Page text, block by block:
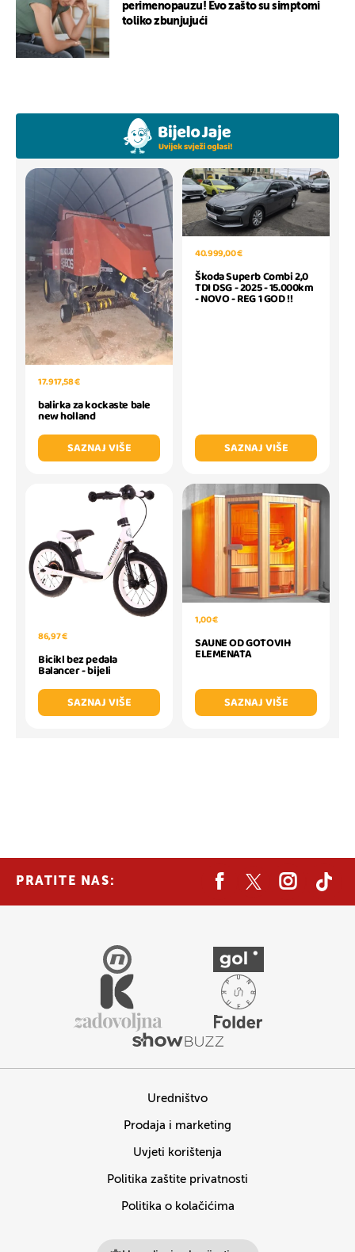
perimenopauzu! Evo zašto su simptomi
toliko zbunjujući
17.917,58 €
balirka za kockaste bale
new holland
SAZNAJ VIŠE
40.999,00 €
Škoda Superb Combi 2,0
TDI DSG - 2025 - 15.000km
- NOVO - REG 1 GOD !!
SAZNAJ VIŠE
86,97 €
Bicikl bez pedala
Balancer - bijeli
SAZNAJ VIŠE
1,00 €
SAUNE OD GOTOVIH
ELEMENATA
SAZNAJ VIŠE
PRATITE NAS:
Uredništvo
Prodaja i marketing
Uvjeti korištenja
Politika zaštite privatnosti
Politika o kolačićima